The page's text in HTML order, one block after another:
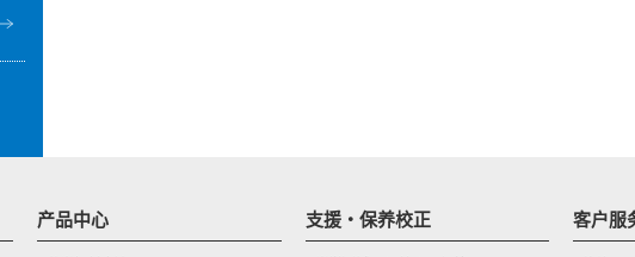
产品中心 支援・保养校正 客户服